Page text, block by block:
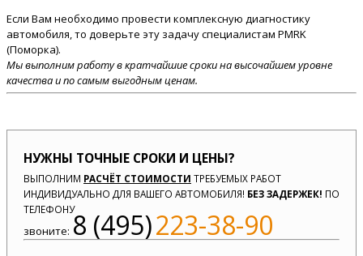
Если Вам необходимо провести комплексную диагностику
автомобиля, то доверьте эту задачу специалистам PMRK
(Поморка).
Мы выполним работу в кратчайшие сроки на высочайшем уровне
качества и по самым выгодным ценам.
НУЖНЫ ТОЧНЫЕ СРОКИ И ЦЕНЫ?
ВЫПОЛНИМ РАСЧЁТ СТОИМОСТИ ТРЕБУЕМЫХ РАБОТ
ИНДИВИДУАЛЬНО ДЛЯ ВАШЕГО АВТОМОБИЛЯ! БЕЗ ЗАДЕРЖЕК! ПО
ТЕЛЕФОНУ
звоните: 8 (495)223-38-90